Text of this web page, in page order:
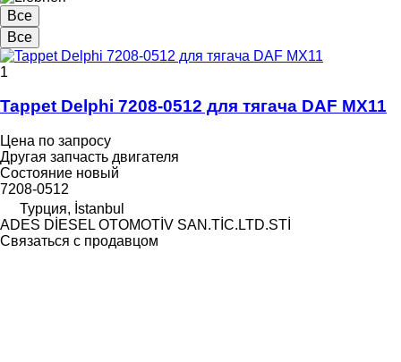
Все
Все
1
Tappet Delphi 7208-0512 для тягача DAF MX11
Цена по запросу
Другая запчасть двигателя
Состояние новый
7208-0512
Турция, İstanbul
ADES DİESEL OTOMOTİV SAN.TİC.LTD.STİ
Связаться с продавцом